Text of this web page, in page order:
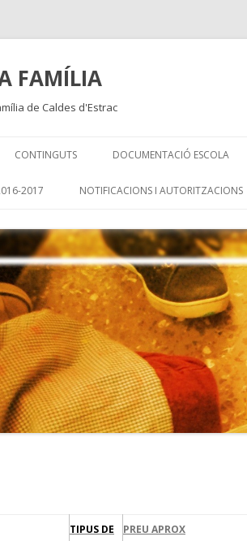
FAMÍLIA
de Caldes d'Estrac
to
CONTINGUTS DOCUMENTACIÓ ESCOLA
2017 NOTIFICACIONS I AUTORITZACIONS
TIPUS DE
PREU APROX